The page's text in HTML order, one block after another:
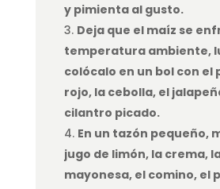
y pimienta al gusto.
Deja que el maíz se
temperatura ambiente,
colócalo en un bol con el
rojo, la cebolla, el
cilantro picado.
En un tazón pequeño,
jugo de limón, la crema,
mayonesa, el comino, el